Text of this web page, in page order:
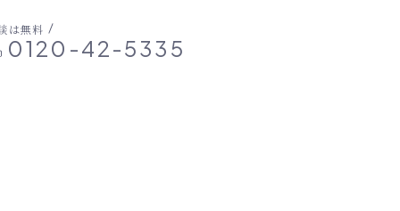
は無料
0120-42-5335